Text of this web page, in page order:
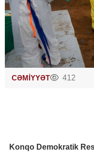
CƏMİYYƏT 412
Konqo Demokratik